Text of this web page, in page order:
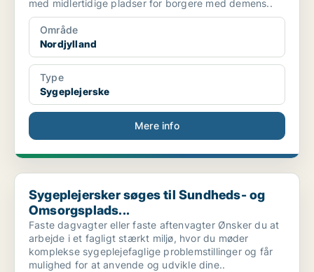
med midlertidige pladser for borgere med demens..
Område
Nordjylland
Type
Sygeplejerske
Mere info
Sygeplejersker søges til Sundheds- og Omsorgsplads...
Sygeplejersker søges til Sundheds- og
Omsorgsplads...
Faste dagvagter eller faste aftenvagter Ønsker du at
arbejde i et fagligt stærkt miljø, hvor du møder
komplekse sygeplejefaglige problemstillinger og får
mulighed for at anvende og udvikle dine..